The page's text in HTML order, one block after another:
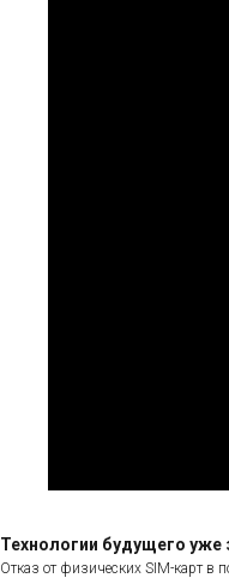
Технологии будущего уже
Отказ от физических SIM-карт в